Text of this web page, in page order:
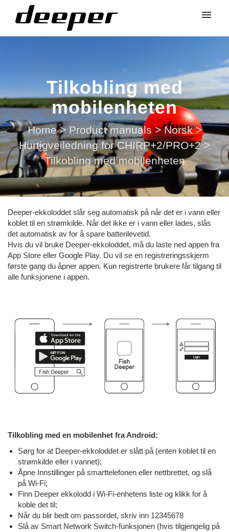
Tilkobling med
mobilenheten
Home > Product manuals > Norsk >
Hurtigveiledning for CHIRP+2/PRO+2 >
Tilkobling med mobilenheten
Deeper-ekkoloddet slår seg automatisk på når det er i vann eller
koblet til en strømkilde. Når det ikke er i vann eller lades, slås
det automatisk av for å spare batterilevetid.
Hvis du vil bruke Deeper-ekkoloddet, må du laste ned appen fra
App Store eller Google Play. Du vil se en registreringsskjerm
første gang du åpner appen. Kun registrerte brukere får tilgang til
alle funksjonene i appen.
Tilkobling med en mobilenhet fra Android:
Sørg for at Deeper-ekkoloddet er slått på (enten koblet til en
strømkilde eller i vannet);
Åpne Innstillinger på smarttelefonen eller nettbrettet, og slå
på Wi-Fi;
Finn Deeper ekkolodd i Wi-Fi-enhetens liste og klikk for å
koble det til;
Når du blir bedt om passordet, skriv inn 12345678
Slå av Smart Network Switch-funksjonen (hvis tilgjengelig på